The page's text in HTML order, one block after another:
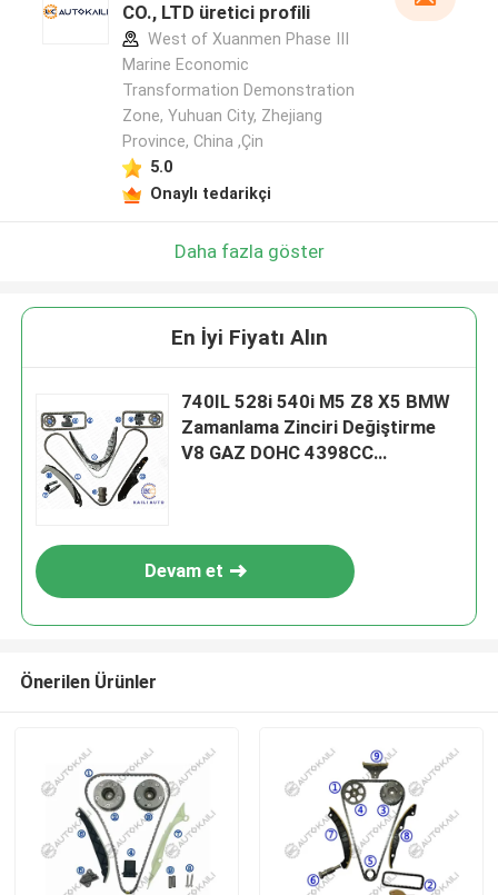
CO., LTD üretici profili
West of Xuanmen Phase III
Marine Economic
Transformation Demonstration
Zone, Yuhuan City, Zhejiang
Province, China ,Çin
5.0
Onaylı tedarikçi
Daha fazla göster
En İyi Fiyatı Alın
740IL 528i 540i M5 Z8 X5 BMW
Zamanlama Zinciri Değiştirme
V8 GAZ DOHC 4398CC
Devam et
Önerilen Ürünler